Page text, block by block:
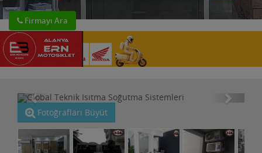
Firmayı Ara
Fotoğrafları Büyüt